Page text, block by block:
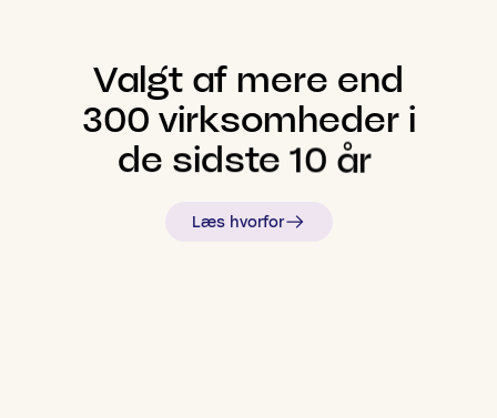
Valgt af mere end
300 virksomheder i
de sidste 10 år
Læs hvorfor